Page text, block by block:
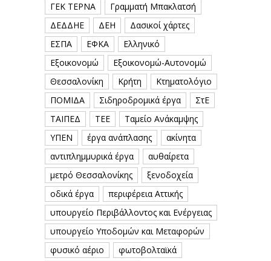
ΓΕΚ ΤΕΡΝΑ
Γραμματή Μπακλατσή
ΔΕΔΔΗΕ
ΔΕΗ
Δασικοί χάρτες
ΕΣΠΑ
ΕΦΚΑ
Ελληνικό
Εξοικονομώ
Εξοικονομώ-Αυτονομώ
Θεσσαλονίκη
Κρήτη
Κτηματολόγιο
ΠΟΜΙΔΑ
Σιδηροδρομικά έργα
ΣτΕ
ΤΑΙΠΕΔ
ΤΕΕ
Ταμείο Ανάκαμψης
ΥΠΕΝ
έργα ανάπλασης
ακίνητα
αντιπλημμυρικά έργα
αυθαίρετα
μετρό Θεσσαλονίκης
ξενοδοχεία
οδικά έργα
περιφέρεια Αττικής
υπουργείο Περιβάλλοντος και Ενέργειας
υπουργείο Υποδομών και Μεταφορών
φυσικό αέριο
φωτοβολταϊκά